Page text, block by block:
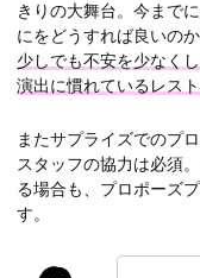
きりの大舞台。今まで
にをどうすれば良いの
少しでも不安を少なく
演出に慣れているレス
またサプライズでのプ
スタッフの協力は必須
る場合も、プロポーズ
す。